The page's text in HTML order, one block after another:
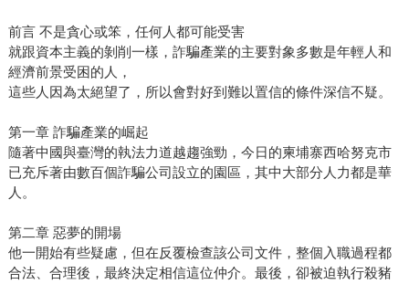
前言 不是貪心或笨，任何人都可能受害
就跟資本主義的剝削一樣，詐騙產業的主要對象多數是年輕人和
經濟前景受困的人，
這些人因為太絕望了，所以會對好到難以置信的條件深信不疑。
第一章 詐騙產業的崛起
隨著中國與臺灣的執法力道越趨強勁，今日的柬埔寨西哈努克市
已充斥著由數百個詐騙公司設立的園區，其中大部分人力都是華
人。
第二章 惡夢的開場
他一開始有些疑慮，但在反覆檢查該公司文件，整個入職過程都
合法、合理後，最終決定相信這位仲介。最後，卻被迫執行殺豬